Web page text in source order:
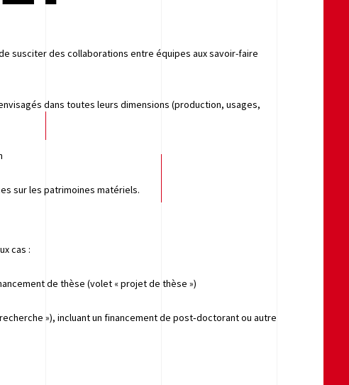
susciter des collaborations entre équipes aux savoir-faire
dans toutes leurs dimensions (production, usages,
sur les patrimoines matériels.
cas :
de thèse (volet « projet de thèse »)
»), incluant un financement de post‑doctorant ou autre